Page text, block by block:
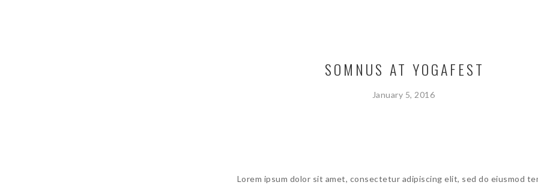
SOMNUS AT YOGAFEST
January 5, 2016
Lorem ipsum dolor sit amet, consectetur adipiscing elit, sed do eiusmod